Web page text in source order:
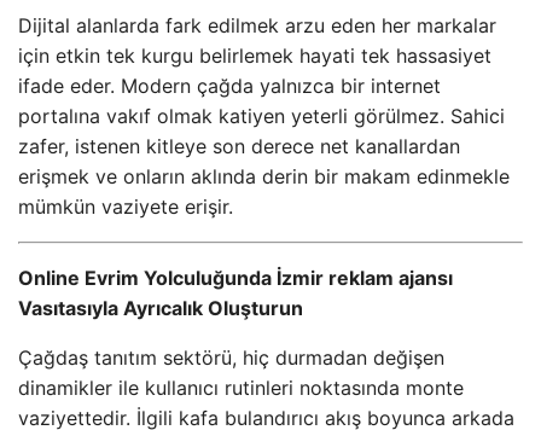
Dijital alanlarda fark edilmek arzu eden her markalar
için etkin tek kurgu belirlemek hayati tek hassasiyet
ifade eder. Modern çağda yalnızca bir internet
portalına vakıf olmak katiyen yeterli görülmez. Sahici
zafer, istenen kitleye son derece net kanallardan
erişmek ve onların aklında derin bir makam edinmekle
mümkün vaziyete erişir.
Online Evrim Yolculuğunda İzmir reklam ajansı
Vasıtasıyla Ayrıcalık Oluşturun
Çağdaş tanıtım sektörü, hiç durmadan değişen
dinamikler ile kullanıcı rutinleri noktasında monte
vaziyettedir. İlgili kafa bulandırıcı akış boyunca arkada